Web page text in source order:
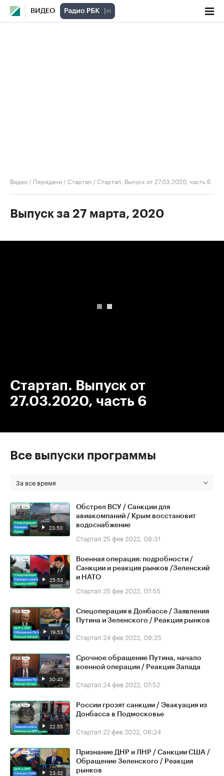
ВИДЕО
Видео / Передачи /Стартап /Стартап. Выпуск от 27.03.2020, часть 6
Выпуск за 27 марта, 2020
Стартап. Выпуск от
27.03.2020, часть 6
Все выпуски программы
За все время
23:50
Обстрел ВСУ / Санкции для
авиакомпаний / Крым восстановит
водоснабжение
Стартап 25 фев 2022, 08:31
25:53
Военная операция: подробности /
Санкции и реакция рынков /Зеленский
и НАТО
Стартап 25 фев 2022, 07:55
19:53
Спецоперация в Донбассе / Заявления
Путина и Зеленского / Реакция рынков
Стартап 24 фев 2022, 08:25
30:43
Срочное обращение Путина, начало
военной операции / Реакция Запада
Стартап 24 фев 2022, 07:52
22:55
России грозят санкции / Эвакуация из
Донбасса в Подмосковье
Стартап 22 фев 2022, 08:24
23:32
Признание ДНР и ЛНР / Санкции США /
Обращение Зеленского / Реакция
рынков